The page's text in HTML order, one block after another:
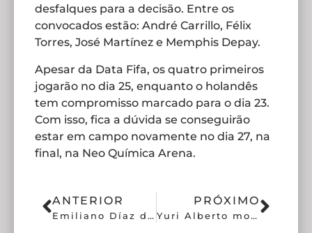
desfalques para a decisão. Entre os
convocados estão: André Carrillo, Félix
Torres, José Martínez e Memphis Depay.
Apesar da Data Fifa, os quatro primeiros
jogarão no dia 25, enquanto o holandês
tem compromisso marcado para o dia 23.
Com isso, fica a dúvida se conseguirão
estar em campo novamente no dia 27, na
final, na Neo Química Arena.
ANTERIOR
Emiliano Díaz desabafa sobre falta de respeito no Brasil
PRÓXIMO
Yuri Alberto mostra protagonismo em clássicos